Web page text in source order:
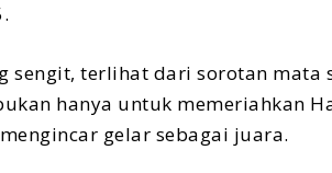
sengit, terlihat dari sorotan mata
hanya untuk memeriahkan
gelar sebagai juara.